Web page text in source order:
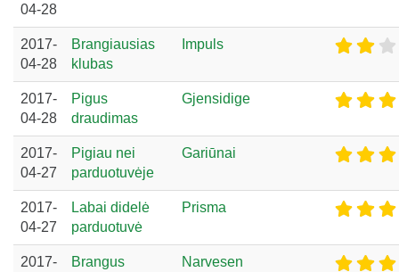
04-28
2017-
04-28
Brangiausias
klubas
Impuls
2017-
04-28
Pigus
draudimas
Gjensidige
2017-
04-27
Pigiau nei
parduotuvėje
Gariūnai
2017-
04-27
Labai didelė
parduotuvė
Prisma
2017-
Brangus
Narvesen